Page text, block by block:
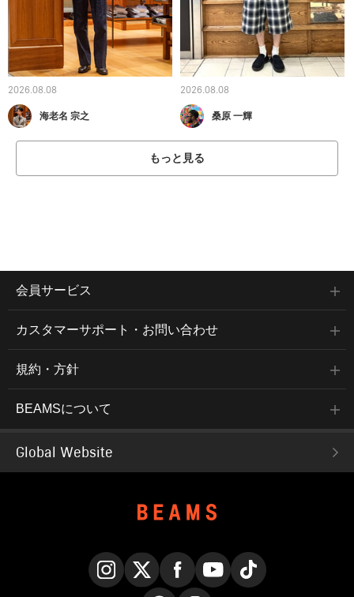
2026.08.08
海老名 宗之
2026.08.08
桑原 一輝
もっと見る
会員サービス
カスタマーサポート・お問い合わせ
規約・方針
BEAMSについて
Global Website